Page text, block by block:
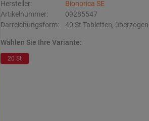
Hersteller:
Bionorica SE
Artikelnummer:
09285547
Darreichungsform:
40 St Tabletten, überzogen
Wählen Sie Ihre Variante:
20 St